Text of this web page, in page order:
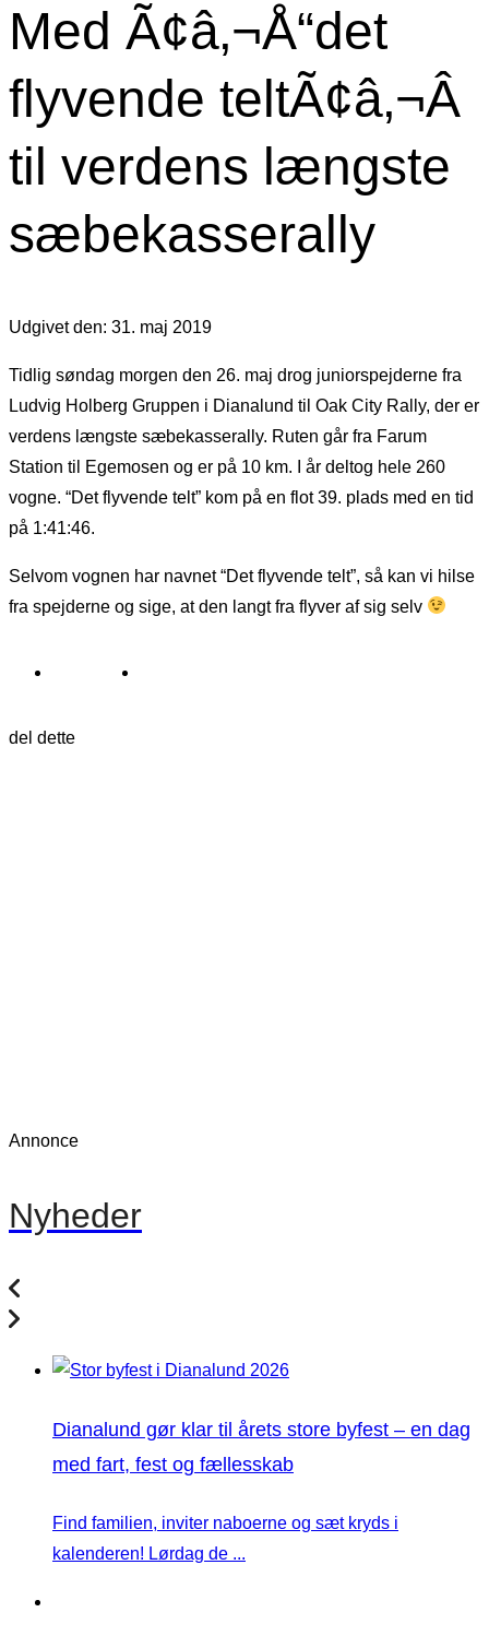
Med Ã¢â‚¬Å“det
flyvende teltÃ¢â‚¬Â
til verdens længste
sæbekasserally
Udgivet den: 31. maj 2019
Tidlig søndag morgen den 26. maj drog juniorspejderne fra
Ludvig Holberg Gruppen i Dianalund til Oak City Rally, der er
verdens længste sæbekasserally. Ruten går fra Farum
Station til Egemosen og er på 10 km. I år deltog hele 260
vogne. “Det flyvende telt” kom på en flot 39. plads med en tid
på 1:41:46.
Selvom vognen har navnet “Det flyvende telt”, så kan vi hilse
fra spejderne og sige, at den langt fra flyver af sig selv
del dette
Annonce
Nyheder
Dianalund gør klar til årets store byfest – en dag
med fart, fest og fællesskab
Find familien, inviter naboerne og sæt kryds i
kalenderen! Lørdag de ...